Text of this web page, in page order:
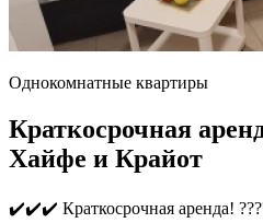
Однокомнатные квартиры
Краткосрочная
Хайфе и Крайот
✔️✔️✔️ Краткосрочная аренда!